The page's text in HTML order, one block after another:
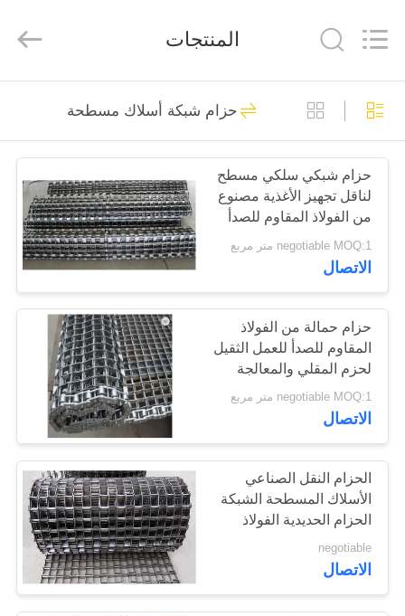
منزل،
بيت
منتجات
معلومات
جولة
المعمل
مراقبة
الجودة
اتصل
Wire
Mesh
Co.,Ltd.
Reserved.
حزام سير شبكة
الأسلاك
149
حزام شبكة دوامة
99
حزام شبكة أسلاك
مسطحة
86
المنتجات
حزام شبكة أسلاك مسطحة
حزام شبكي سلكي مسطح
لناقل تجهيز الأغذية مصنوع
من الفولاذ المقاوم للصدأ
حزام منسوج متوازن
مقاوم لدرجات الحرارة
العالية
negotiable MOQ:1 متر مربع
الاتصال
حزام حمالة من الفولاذ
المقاوم للصدأ للعمل الثقيل
لحزم المقلي والمعالجة
الحرارية
negotiable MOQ:1 متر مربع
الاتصال
الحزام النقل الصناعي
الأسلاك المسطحة الشبكة
الحزام الحديدية الفولاذ
المقاوم للصدأ الحزام
الحديدية للتجميد الخبز
جفاف وغسيل خط
negotiable
الاتصال